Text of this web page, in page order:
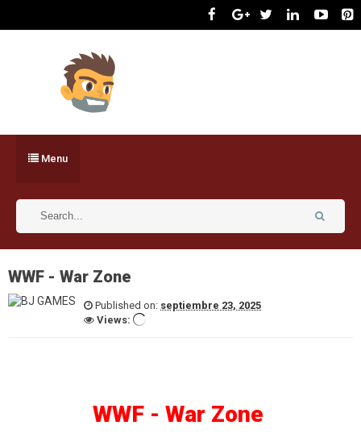
Menu
WWF - War Zone
Published on: septiembre 23, 2025
Views:
WWF - War Zone